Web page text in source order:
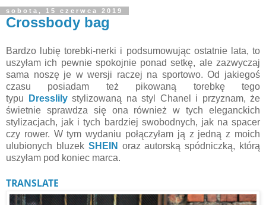
sobota, 15 czerwca 2019
Crossbody bag
Bardzo lubię torebki-nerki i podsumowując ostatnie lata, to
uszyłam ich pewnie spokojnie ponad setkę, ale zazwyczaj
sama noszę je w wersji raczej na sportowo. Od jakiegoś
czasu posiadam też pikowaną torebkę tego
typu
Dresslilystylizowaną na styl Chanel i przyznam, że
świetnie sprawdza się ona również w tych eleganckich
stylizacjach, jak i tych bardziej swobodnych, jak na spacer
czy rower. W tym wydaniu połączyłam ją z jedną z moich
ulubionych bluzek SHEIN oraz autorską spódniczką, którą
uszyłam pod koniec marca.
TRANSLATE